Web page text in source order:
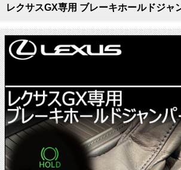
レクサスGX専用 ブレーキホールドジャ